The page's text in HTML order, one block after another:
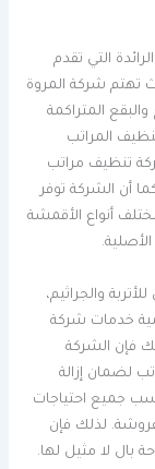
التي تقدم
تهتم شركة المروة
والبقع المتراكمة
المراتب
تنظيف مراتب
أن الشركة توفر
أنواع الأقمشة
والجراثيم،
خدمات شركة
فإن الشركة
لضمان إزالة
جميع احتياجات
لذلك فإن
بال لا مثيل لها.